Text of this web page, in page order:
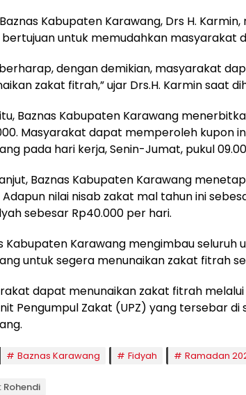
Kabupaten Karawang, Drs H.
bertujuan untuk memudahkan masyarakat
dengan demikian, masyarakat
zakat fitrah,” ujar Drs.H. Karmin saat
Baznas Kabupaten Karawang
Masyarakat dapat memperoleh kupon
pada hari kerja, Senin-Jumat, pukul
Baznas Kabupaten Karawang
Adapun nilai nisab zakat mal tahun ini
sebesar Rp40.000 per hari.
Kabupaten Karawang mengimbau seluruh
untuk segera menunaikan zakat fitrah
dapat menunaikan zakat fitrah
Pengumpul Zakat (UPZ) yang tersebar di
Baznas Karawang Fidyah Ramadan
Rohendi